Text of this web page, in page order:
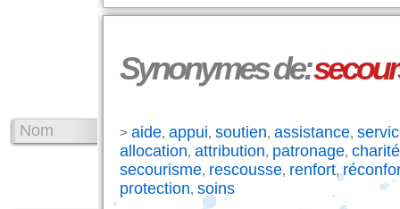
Synonymes de:
Nom > aide, appui, soutien, assistance,
allocation, attribution, patronage, charité
secourisme, rescousse, renfort,
protection, soins